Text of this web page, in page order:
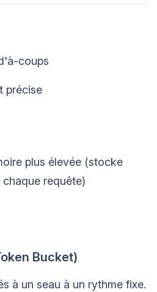
coups
précise
plus élevée (stocke
requête)
Bucket)
à un seau à un rythme fixe.